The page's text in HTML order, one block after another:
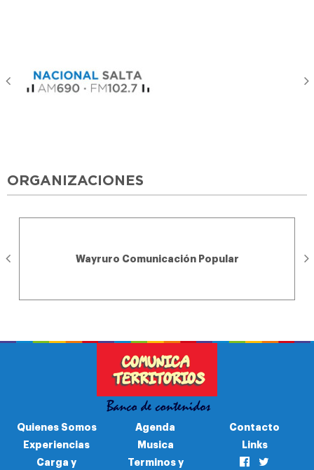
ORGANIZACIONES
Wayruro Comunicación Popular
Quienes Somos
Experiencias
Carga y
Agenda
Musica
Terminos y
Contacto
Links